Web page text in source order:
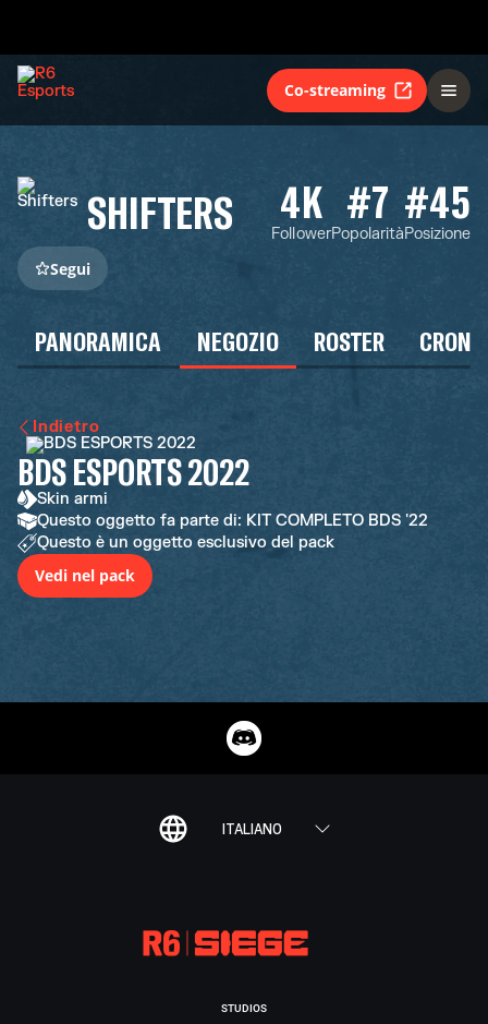
Co-streaming
SHIFTERS 4K
Follower
#7
Popolarità
#45
Posizione
Segui
PANORAMICA NEGOZIO ROSTER
Indietro
BDS ESPORTS 2022
Skin armi
Questo oggetto fa parte di: KIT COMPLETO BDS '22
Questo è un oggetto esclusivo del pack
Vedi nel pack
ITALIANO
STUDIOS